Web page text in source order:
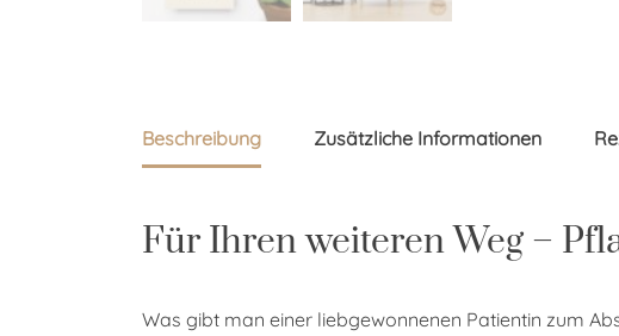
Beschreibung Zusätzliche Informationen
Für Ihren weiteren Weg –
Was gibt man einer liebgewonnenen Patientin zum